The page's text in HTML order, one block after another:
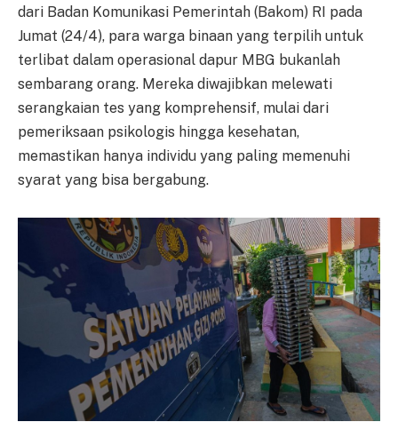
dari Badan Komunikasi Pemerintah (Bakom) RI pada
Jumat (24/4), para warga binaan yang terpilih untuk
terlibat dalam operasional dapur MBG bukanlah
sembarang orang. Mereka diwajibkan melewati
serangkaian tes yang komprehensif, mulai dari
pemeriksaan psikologis hingga kesehatan,
memastikan hanya individu yang paling memenuhi
syarat yang bisa bergabung.